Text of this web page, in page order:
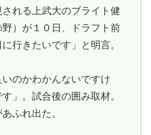
れる上武大のブライト健
）が１０日、ドラフト前
行きたいです」と明言。
いのかわかんないですけ
」。試合後の囲み取材。
あふれ出た。